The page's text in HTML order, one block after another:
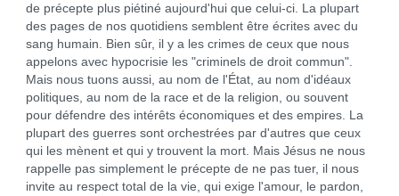
de précepte plus piétiné aujourd'hui que celui-ci. La plupart
des pages de nos quotidiens semblent être écrites avec du
sang humain. Bien sûr, il y a les crimes de ceux que nous
appelons avec hypocrisie les "criminels de droit commun".
Mais nous tuons aussi, au nom de l'État, au nom d'idéaux
politiques, au nom de la race et de la religion, ou souvent
pour défendre des intérêts économiques et des empires. La
plupart des guerres sont orchestrées par d'autres que ceux
qui les mènent et qui y trouvent la mort. Mais Jésus ne nous
rappelle pas simplement le précepte de ne pas tuer, il nous
invite au respect total de la vie, qui exige l'amour, le pardon,